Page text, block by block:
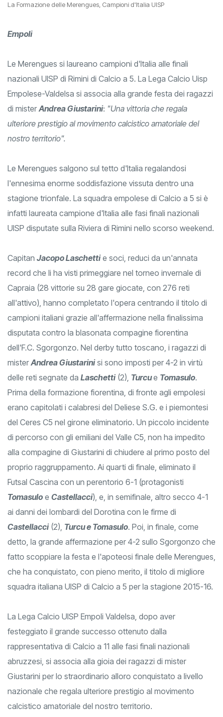
La Formazione delle Merengues, Campioni d'Italia UISP
Empoli
Le Merengues si laureano campioni d'Italia alle finali
nazionali UISP di Rimini di Calcio a 5. La Lega Calcio Uisp
Empolese-Valdelsa si associa alla grande festa dei ragazzi
di misterAndrea Giustarini: "Una vittoria che regala
ulteriore prestigio al movimento calcistico amatoriale del
nostro territorio".
Le Merengues salgono sul tetto d'Italia regalandosi
l'ennesima enorme soddisfazione vissuta dentro una
stagione trionfale. La squadra empolese di Calcio a 5 si è
infatti laureata campione d'Italia alle fasi finali nazionali
UISP disputate sulla Riviera di Rimini nello scorso weekend.
Capitan Jacopo Laschettie soci, reduci da un'annata
record che li ha visti primeggiare nel torneo invernale di
Capraia (28 vittorie su 28 gare giocate, con 276 reti
all'attivo), hanno completato l'opera centrando il titolo di
campioni italiani grazie all'affermazione nella finalissima
disputata contro la blasonata compagine fiorentina
dell'F.C. Sgorgonzo. Nel derby tutto toscano, i ragazzi di
misterAndrea Giustarinisi sono imposti per 4-2 in virtù
delle reti segnate da Laschetti(2), Turcue Tomasulo.
Prima della formazione fiorentina, di fronte agli empolesi
erano capitolati i calabresi del Deliese S.G. e i piemontesi
del Ceres C5 nel girone eliminatorio. Un piccolo incidente
di percorso con gli emiliani del Valle C5, non ha impedito
alla compagine di Giustarini di chiudere al primo posto del
proprio raggruppamento. Ai quarti di finale, eliminato il
Futsal Cascina con un perentorio 6-1 (protagonisti
Tomasulo e Castellacci), e, in semifinale, altro secco 4-1
ai danni dei lombardi del Dorotina con le firme di
Castellacci(2), Turcu e Tomasulo. Poi, in finale, come
detto, la grande affermazione per 4-2 sullo Sgorgonzo che
fatto scoppiare la festa e l'apoteosi finale delle Merengues,
che ha conquistato, con pieno merito, il titolo di migliore
squadra italiana UISP di Calcio a 5 per la stagione 2015-16.
La Lega Calcio UISP Empoli Valdelsa, dopo aver
festeggiato il grande successo ottenuto dalla
rappresentativa di Calcio a 11 alle fasi finali nazionali
abruzzesi, si associa alla gioia dei ragazzi di mister
Giustarini per lo straordinario alloro conquistato a livello
nazionale che regala ulteriore prestigio al movimento
calcistico amatoriale del nostro territorio.